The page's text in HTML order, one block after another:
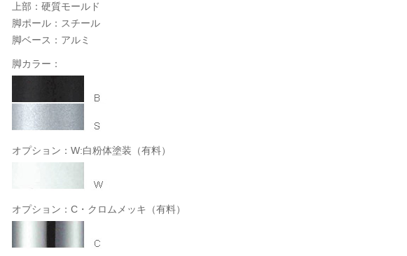
上部：硬質モールド
脚ポール：スチール
脚ベース：アルミ
脚カラー：
オプション：W:白粉体塗装（有料）
オプション：C・クロムメッキ（有料）